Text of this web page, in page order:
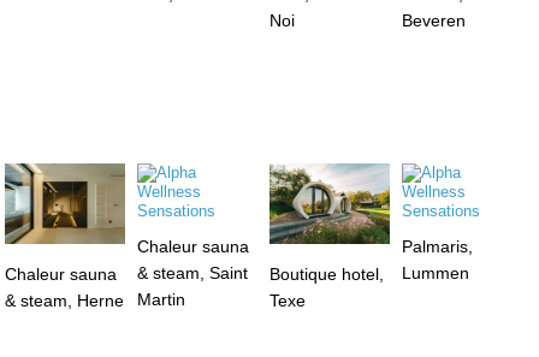
Noi
Beveren
Chaleur sauna
& steam, Herne
Chaleur sauna
& steam, Saint
Martin
Boutique hotel,
Texe
Palmaris,
Lummen